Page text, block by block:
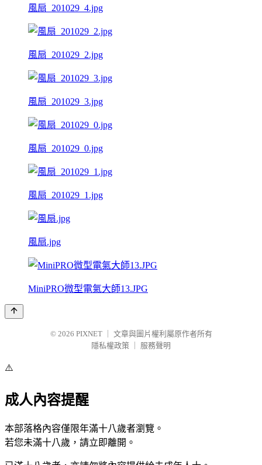
風扇_201029_4.jpg
風扇_201029_2.jpg
風扇_201029_3.jpg
風扇_201029_0.jpg
風扇_201029_1.jpg
風扇.jpg
MiniPRO微型電氣大師13.JPG
© 2026 PIXNET
文章與圖片權利屬原作者所有
隱私權政策
服務聲明
⚠️
成人內容提醒
本部落格內容僅限年滿十八歲者瀏覽。
若您未滿十八歲，請立即離開。